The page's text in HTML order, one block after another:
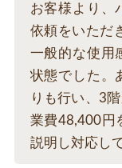
お客様より、
依頼をいただ
一般的な使用
状態でした。
りも行い、3
業費48,400円
説明し対応し